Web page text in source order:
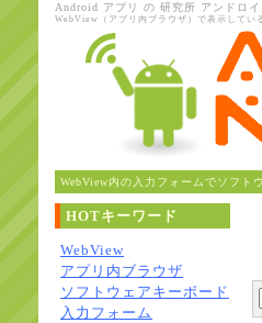
Android アプリ の 研究所 アンドロ
WebView（アプリ内ブラウザ）で表示してい
WebView内の入力フォームでソフト
HOTキーワード
WebView
アプリ内ブラウザ
ソフトウェアキーボード
入力フォーム